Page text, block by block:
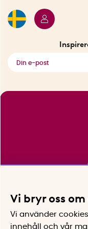
Vi bryr oss
Vi använder
innehåll och vår